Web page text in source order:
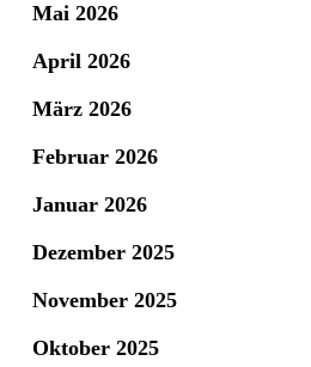
Mai 2026
April 2026
März 2026
Februar 2026
Januar 2026
Dezember 2025
November 2025
Oktober 2025